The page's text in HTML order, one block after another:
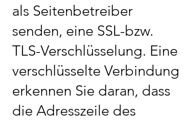
als Seitenbetreiber
senden, eine SSL-bzw.
TLS-Verschlüsselung. Eine
verschlüsselte Verbindung
erkennen Sie daran, dass
die Adresszeile des